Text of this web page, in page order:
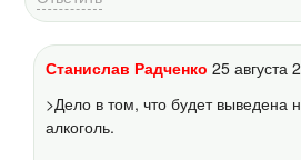
Станислав Радченко 25 августа
>Дело в том, что будет выведена
алкоголь.